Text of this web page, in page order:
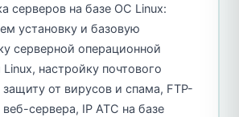
серверов на базе ОС Linux:
установку и базовую
серверной операционной
настройку почтового
защиту от вирусов и спама, FTP-
веб-сервера, IP АТС на базе